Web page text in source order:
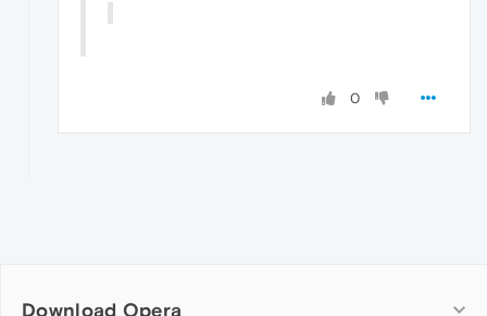
0
Download Opera